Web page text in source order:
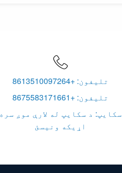

تلیفون: +8613510097264
تلیفون: +8675583171661
سکایپ: د سکایپ له لارې موږ سره
اړیکه ونیسئ